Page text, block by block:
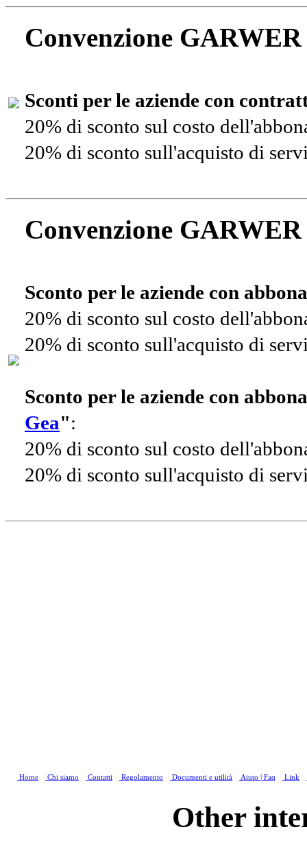
Convenzione
Sconti per le aziende con
20% di sconto sul costo
20% di sconto sull'acquisto di
Convenzione
Sconto per le aziende con
20% di sconto sul costo
20% di sconto sull'acquisto di
Sconto per le aziende con
Gea":
20% di sconto sul costo
20% di sconto sull'acquisto di
Home Chi siamo Contatti Regolamento Documenti e utilità Aiuto | Faq Link
Other